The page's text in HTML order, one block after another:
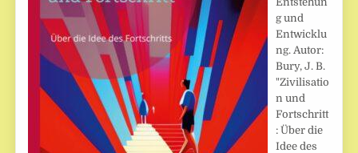
g und
Entwicklu
ng. Autor:
Bury, J. B.
"Zivilisatio
n und
Fortschritt
: Über die
Idee des